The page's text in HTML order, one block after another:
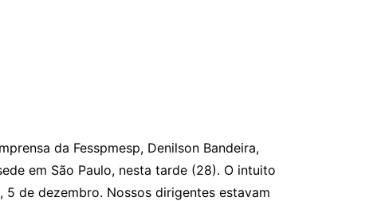
da Fesspmesp, Denilson Bandeira,
em São Paulo, nesta tarde (28). O intuito
de dezembro. Nossos dirigentes estavam